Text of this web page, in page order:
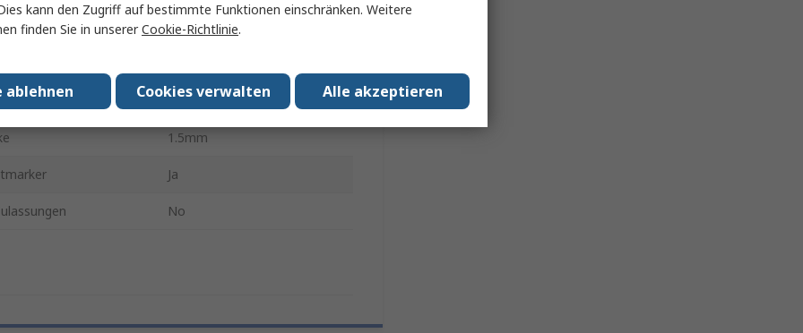
Fine
Rundstift
1.5mm
Ja
No
kann den Zugriff auf bestimmte Funktionen einschränken. Weitere
finden Sie in unsererCookie-Richtlinie.
Alle akzeptieren
Cookies verwalten
ablehnen